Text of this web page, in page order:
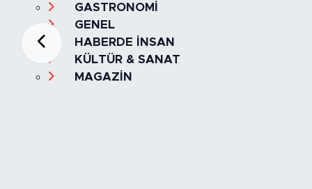
GASTRONOMİ
GENEL
HABERDE İNSAN
KÜLTÜR & SANAT
MAGAZİN